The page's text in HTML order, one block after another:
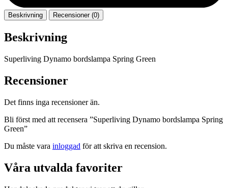
Beskrivning Recensioner (0)
Beskrivning
Superliving Dynamo bordslampa Spring Green
Recensioner
Det finns inga recensioner än.
Bli först med att recensera ”Superliving Dynamo bordslampa Spring
Green”
Du måste vara inloggad för att skriva en recension.
Våra utvalda favoriter